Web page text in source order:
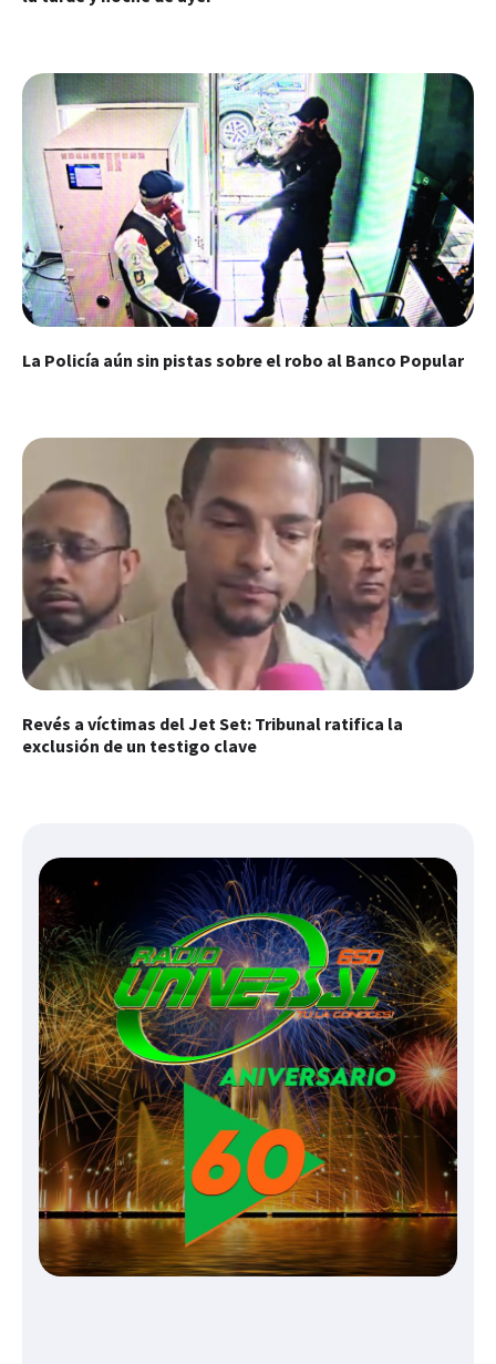
La Policía aún sin pistas sobre el robo al Banco Popular
Revés a víctimas del Jet Set: Tribunal ratifica la
exclusión de un testigo clave